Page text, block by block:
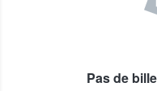
Pas de